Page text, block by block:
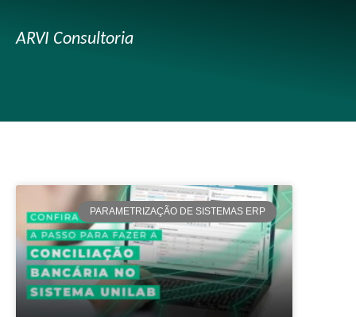
ARVI Consultoria
PARAMETRIZAÇÃO DE SISTEMAS ERP